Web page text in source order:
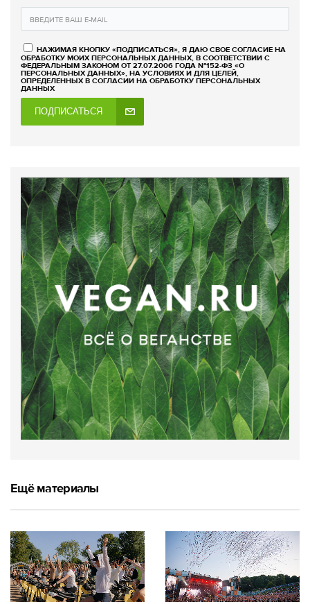
НАЖИМАЯ КНОПКУ «ПОДПИСАТЬСЯ», Я ДАЮ СВОЕ СОГЛАСИЕ НА
ОБРАБОТКУ МОИХ ПЕРСОНАЛЬНЫХ ДАННЫХ, В СООТВЕТСТВИИ С
ФЕДЕРАЛЬНЫМ ЗАКОНОМ ОТ 27.07.2006 ГОДА №152-ФЗ «О
ПЕРСОНАЛЬНЫХ ДАННЫХ», НА УСЛОВИЯХ И ДЛЯ ЦЕЛЕЙ,
ОПРЕДЕЛЕННЫХ В СОГЛАСИИ НА ОБРАБОТКУ ПЕРСОНАЛЬНЫХ
ДАННЫХ
ПОДПИСАТЬСЯ
Ещё материалы